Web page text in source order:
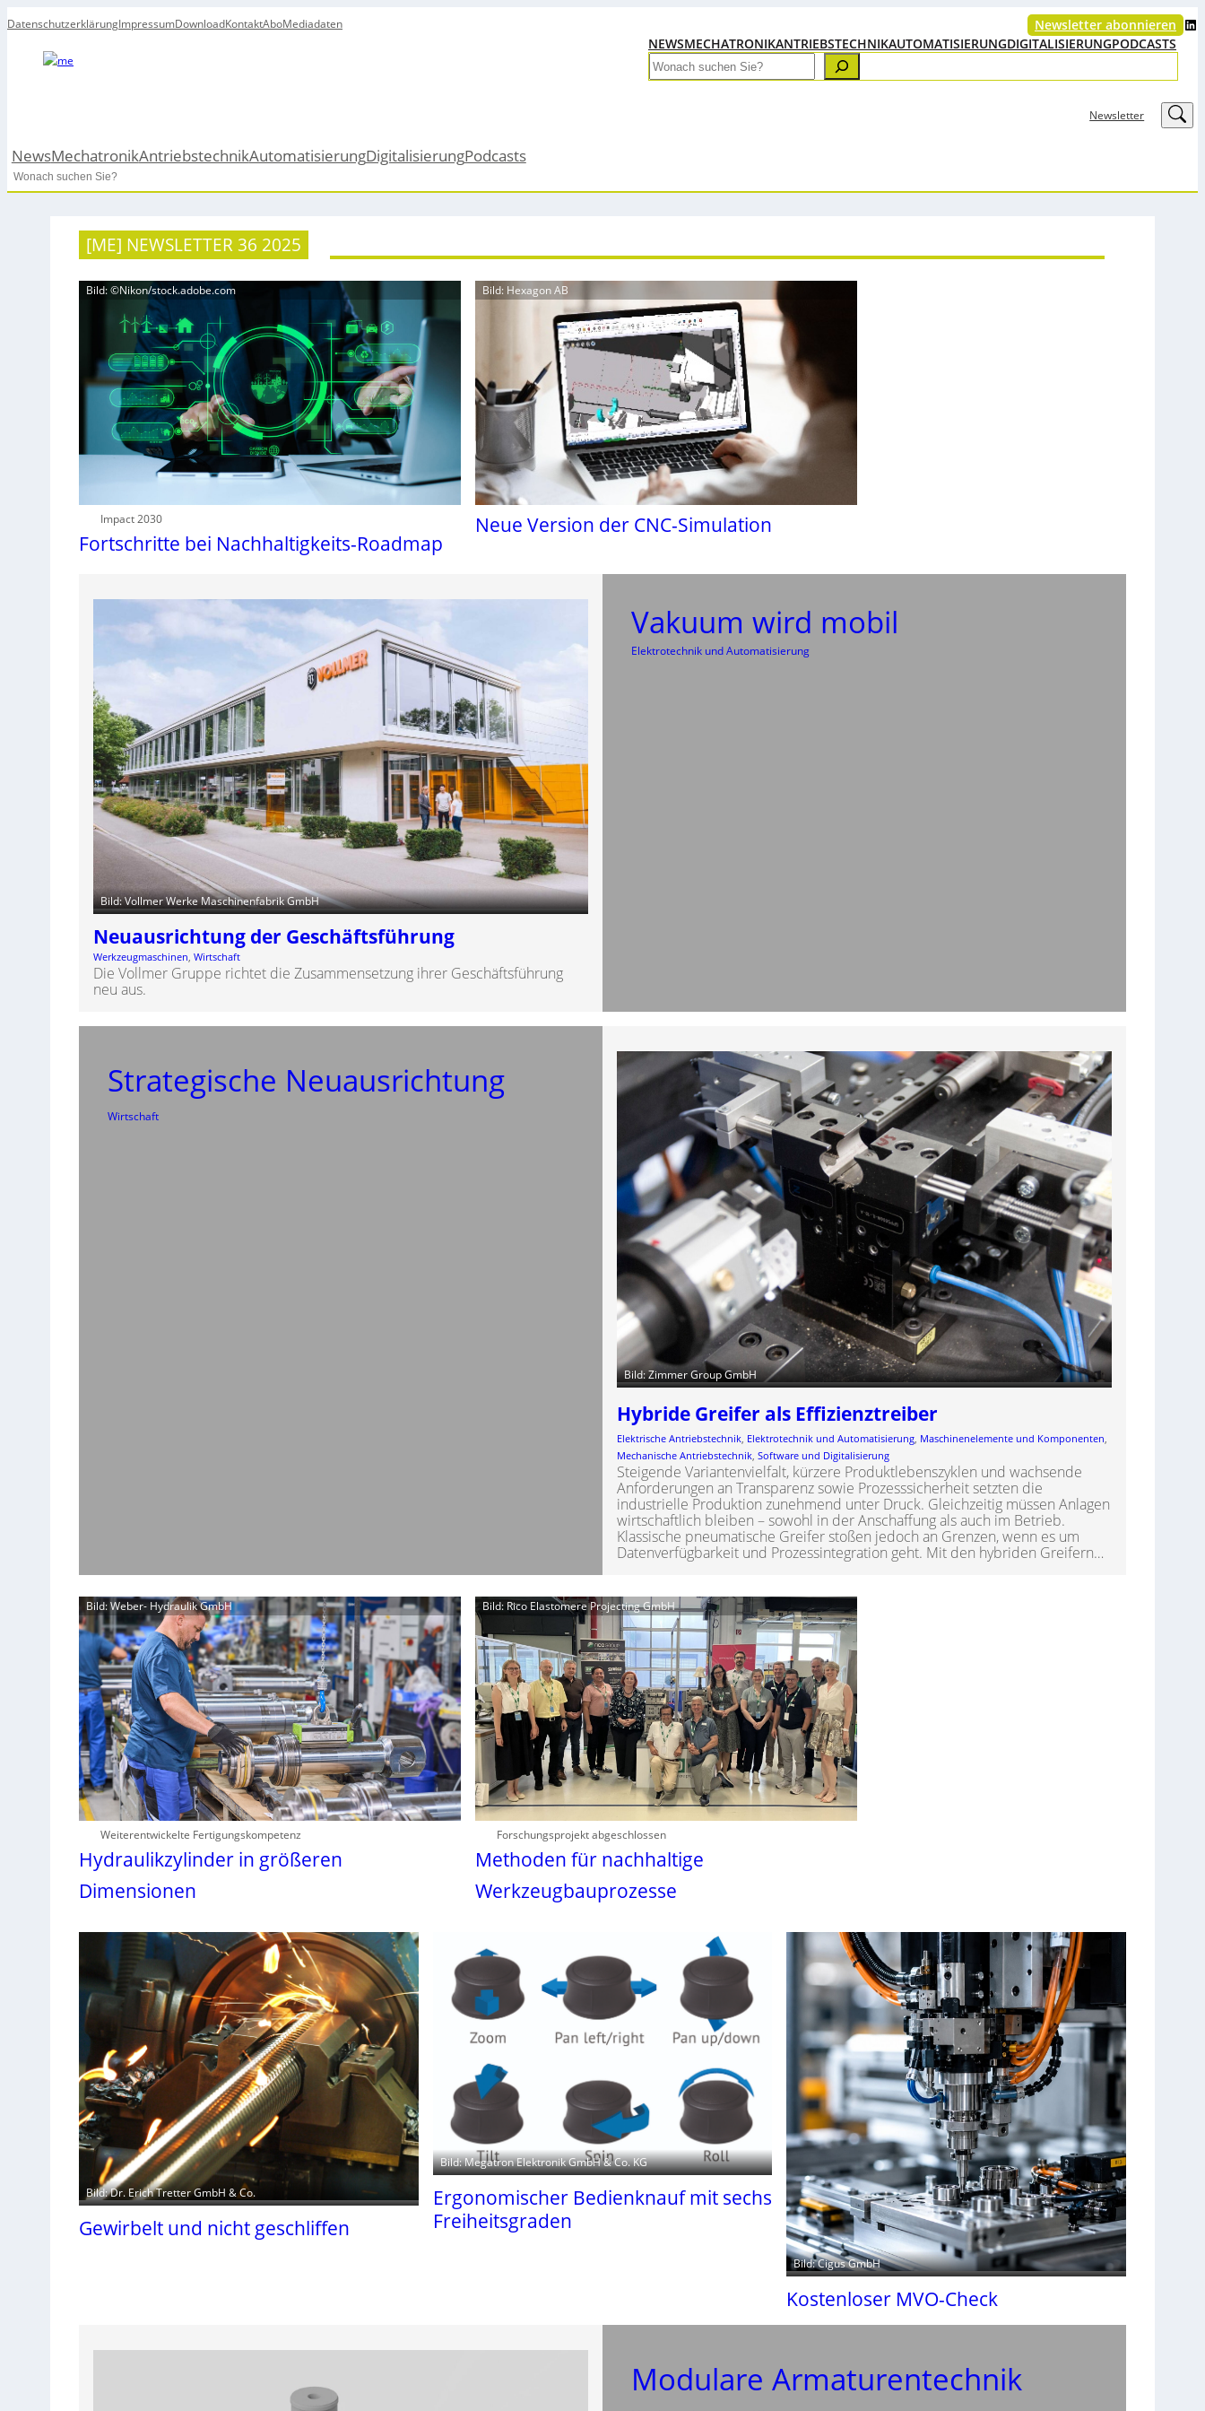
DatenschutzerklärungImpressumDownloadKontaktAboMediadaten Newsletter abonnieren LinkedIn
NEWSMECHATRONIKANTRIEBSTECHNIKAUTOMATISIERUNGDIGITALISIERUNGPODCASTS
Search
Newsletter LinkedIn
NewsMechatronikAntriebstechnikAutomatisierungDigitalisierungPodcasts
Search
[ME] NEWSLETTER 36 2025
Bild: ©Nikon/stock.adobe.com
Impact 2030
Fortschritte bei Nachhaltigkeits-Roadmap
Bild: Hexagon AB
Neue Version der CNC-Simulation
Bild: Vollmer Werke Maschinenfabrik GmbH
Neuausrichtung der Geschäftsführung
Werkzeugmaschinen, Wirtschaft
Die Vollmer Gruppe richtet die Zusammensetzung ihrer Geschäftsführung
neu aus.
Vakuum wird mobil
Elektrotechnik und Automatisierung
Strategische Neuausrichtung
Wirtschaft
Bild: Zimmer Group GmbH
Hybride Greifer als Effizienztreiber
Elektrische Antriebstechnik, Elektrotechnik und Automatisierung, Maschinenelemente und Komponenten
Mechanische Antriebstechnik, Software und Digitalisierung
Steigende Variantenvielfalt, kürzere Produktlebenszyklen und wachsende
Anforderungen an Transparenz sowie Prozesssicherheit setzten die
industrielle Produktion zunehmend unter Druck. Gleichzeitig müssen Anlagen
wirtschaftlich bleiben – sowohl in der Anschaffung als auch im Betrieb.
Klassische pneumatische Greifer stoßen jedoch an Grenzen, wenn es um
Datenverfügbarkeit und Prozessintegration geht. Mit den hybriden Greifern…
Bild: Weber- Hydraulik GmbH
Weiterentwickelte Fertigungskompetenz
Hydraulikzylinder in größeren
Dimensionen
Bild: Rico Elastomere Projecting GmbH
Forschungsprojekt abgeschlossen
Methoden für nachhaltige
Werkzeugbauprozesse
Bild: Dr. Erich Tretter GmbH & Co.
Gewirbelt und nicht geschliffen
Bild: Megatron Elektronik GmbH & Co. KG
Ergonomischer Bedienknauf mit sechs
Freiheitsgraden
Bild: Cigus GmbH
Kostenloser MVO-Check
Modulare Armaturentechnik